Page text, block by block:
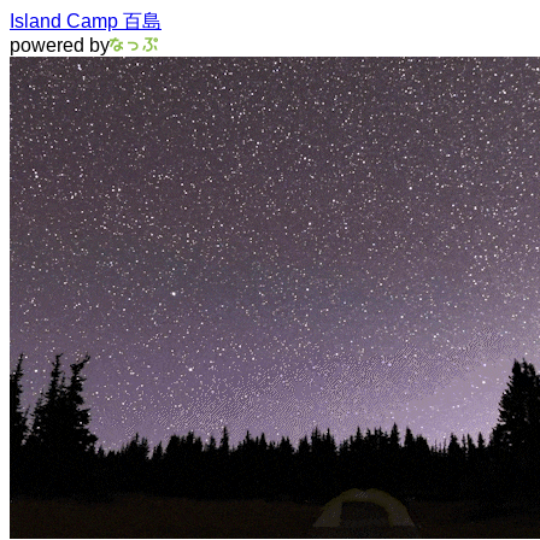
Island Camp 百島
powered by